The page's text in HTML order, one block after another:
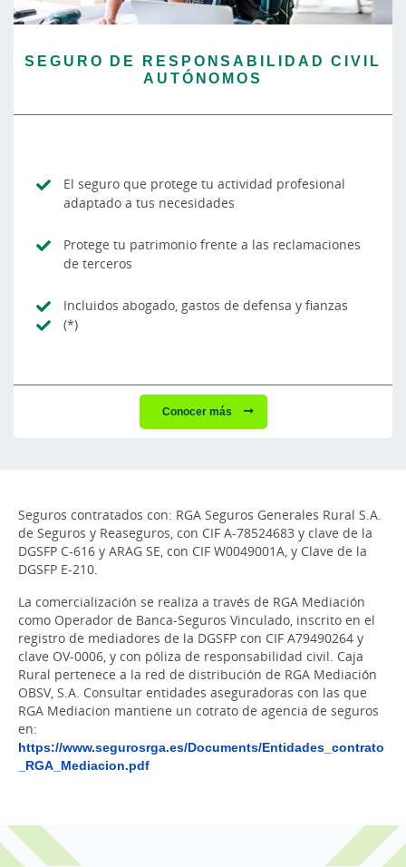
SEGURO DE RESPONSABILIDAD CIVIL
AUTÓNOMOS
El seguro que protege tu actividad profesional
adaptado a tus necesidades
Protege tu patrimonio frente a las reclamaciones
de terceros
Incluidos abogado, gastos de defensa y fianzas
(*)
Conocer más
Seguros contratados con: RGA Seguros Generales Rural S.A.
de Seguros y Reaseguros, con CIF A-78524683 y clave de la
DGSFP C-616 y ARAG SE, con CIF W0049001A, y Clave de la
DGSFP E-210.
La comercialización se realiza a través de RGA Mediación
como Operador de Banca-Seguros Vinculado, inscrito en el
registro de mediadores de la DGSFP con CIF A79490264 y
clave OV-0006, y con póliza de responsabilidad civil. Caja
Rural pertenece a la red de distribución de RGA Mediación
OBSV, S.A. Consultar entidades aseguradoras con las que
RGA Mediacion mantiene un cotrato de agencia de seguros
en:
https://www.segurosrga.es/Documents/Entidades_contrato
_RGA_Mediacion.pdf